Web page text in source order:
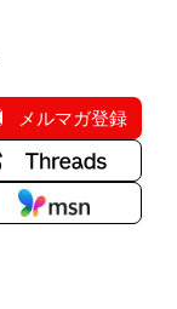
メルマガ登録